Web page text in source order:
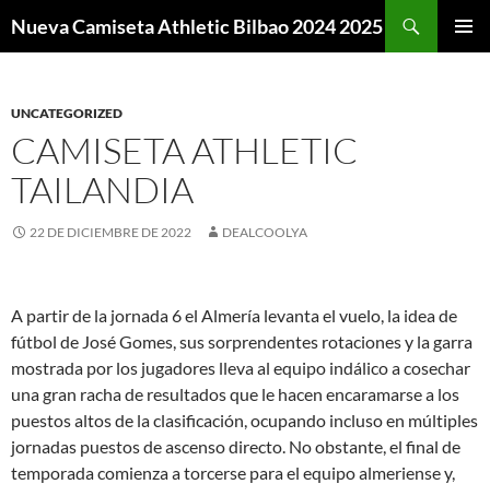
Nueva Camiseta Athletic Bilbao 2024 2025
UNCATEGORIZED
CAMISETA ATHLETIC
TAILANDIA
22 DE DICIEMBRE DE 2022 DEALCOOLYA
A partir de la jornada 6 el Almería levanta el vuelo, la idea de
fútbol de José Gomes, sus sorprendentes rotaciones y la garra
mostrada por los jugadores lleva al equipo indálico a cosechar
una gran racha de resultados que le hacen encaramarse a los
puestos altos de la clasificación, ocupando incluso en múltiples
jornadas puestos de ascenso directo. No obstante, el final de
temporada comienza a torcerse para el equipo almeriense y,